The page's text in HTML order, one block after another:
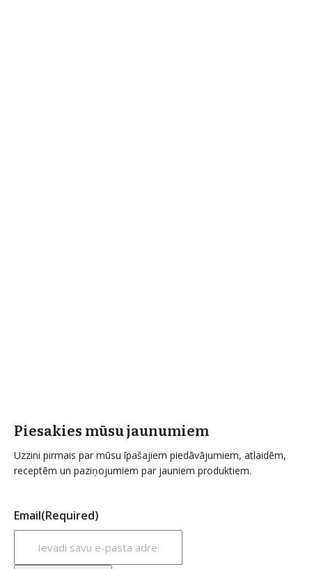
Piesakies mūsu jaunumiem
Uzzini pirmais par mūsu īpašajiem piedāvājumiem, atlaidēm,
receptēm un paziņojumiem par jauniem produktiem.
Email(Required)